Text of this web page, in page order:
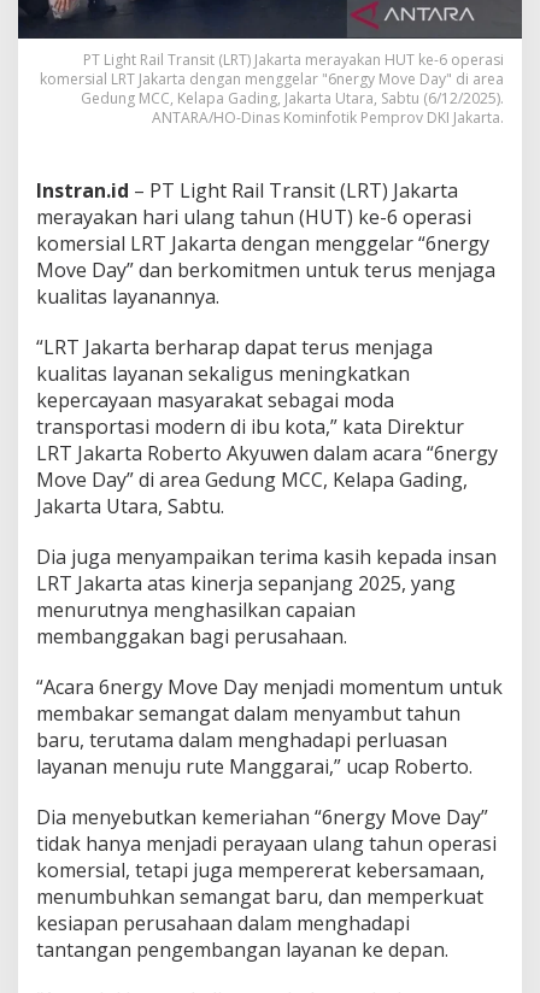
k
o
m
i
e
n
a
g
a
u
a
l
i
t
s
P
e
a
a
n
a
PT Light Rail Transit (LRT) Jakarta merayakan HUT ke-6 operasi
komersial LRT Jakarta dengan menggelar "6nergy Move Day" di area
Gedung MCC, Kelapa Gading, Jakarta Utara, Sabtu (6/12/2025).
ANTARA/HO-Dinas Kominfotik Pemprov DKI Jakarta.
Instran.id – PT Light Rail Transit (LRT) Jakarta
merayakan hari ulang tahun (HUT) ke-6 operasi
komersial LRT Jakarta dengan menggelar “6nergy
Move Day” dan berkomitmen untuk terus menjaga
kualitas layanannya.
“LRT Jakarta berharap dapat terus menjaga
kualitas layanan sekaligus meningkatkan
kepercayaan masyarakat sebagai moda
transportasi modern di ibu kota,” kata Direktur
LRT Jakarta Roberto Akyuwen dalam acara “6nergy
Move Day” di area Gedung MCC, Kelapa Gading,
Jakarta Utara, Sabtu.
Dia juga menyampaikan terima kasih kepada insan
LRT Jakarta atas kinerja sepanjang 2025, yang
menurutnya menghasilkan capaian
membanggakan bagi perusahaan.
“Acara 6nergy Move Day menjadi momentum untuk
membakar semangat dalam menyambut tahun
baru, terutama dalam menghadapi perluasan
layanan menuju rute Manggarai,” ucap Roberto.
Dia menyebutkan kemeriahan “6nergy Move Day”
tidak hanya menjadi perayaan ulang tahun operasi
komersial, tetapi juga mempererat kebersamaan,
menumbuhkan semangat baru, dan memperkuat
kesiapan perusahaan dalam menghadapi
tantangan pengembangan layanan ke depan.